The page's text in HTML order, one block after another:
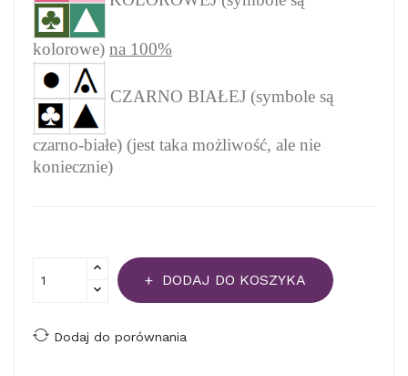
kolorowe) na 100%
CZARNO BIAŁEJ (symbole są
czarno-białe) (jest taka możliwość, ale nie
koniecznie)
DODAJ DO KOSZYKA
Dodaj do porównania